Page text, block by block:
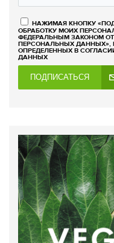
НАЖИМАЯ КНОПКУ
ОБРАБОТКУ МОИХ
ФЕДЕРАЛЬНЫМ ЗАКОНОМ ОТ
ПЕРСОНАЛЬНЫХ ДАННЫХ»,
ОПРЕДЕЛЕННЫХ В
ДАННЫХ
ПОДПИСАТЬСЯ